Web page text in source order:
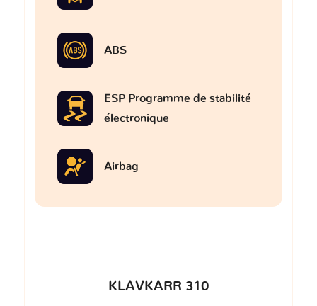
ABS
ESP Programme de stabilité
électronique
Airbag
KLAVKARR 310